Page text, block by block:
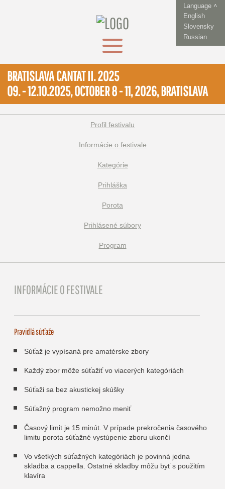
Language ˄
English
Slovensky
Russian
BRATISLAVA CANTAT II. 2025
09. - 12.10.2025, OCTOBER 8 - 11, 2026, BRATISLAVA
Profil festivalu
Informácie o festivale
Kategórie
Prihláška
Porota
Prihlásené súbory
Program
INFORMÁCIE O FESTIVALE
Pravidlá súťaže
Súťaž je vypísaná pre amatérske zbory
Každý zbor môže súťažiť vo viacerých kategóriách
Súťaži sa bez akustickej skúšky
Súťažný program nemožno meniť
Časový limit je 15 minút. V prípade prekročenia časového
limitu porota súťažné vystúpenie zboru ukončí
Vo všetkých súťažných kategóriách je povinná jedna
skladba a cappella. Ostatné skladby môžu byť s použitím
klavíra